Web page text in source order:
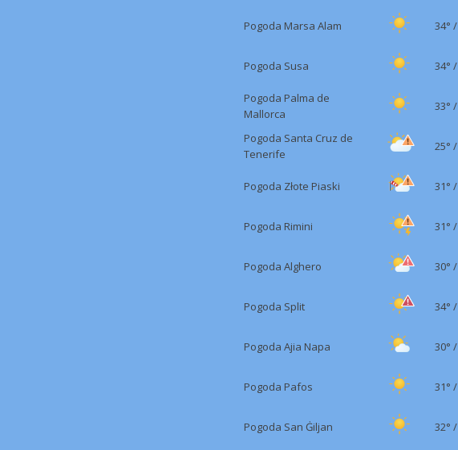
Pogoda Marsa Alam 34° /
Pogoda Susa 34° /
Pogoda Palma de
Mallorca
33° /
Pogoda Santa Cruz de
Tenerife
25° /
Pogoda Złote Piaski 31° /
Pogoda Rimini 31° /
Pogoda Alghero 30° /
Pogoda Split 34° /
Pogoda Ajia Napa 30° /
Pogoda Pafos 31° /
Pogoda San Ġiljan 32° /